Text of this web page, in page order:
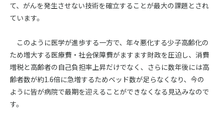
て、がんを発生させない技術を確立することが最大の課題とされ
ています。
このように医学が進歩する一方で、年々悪化する少子高齢化の
ため増大する医療費・社会保障費がますます財政を圧迫し、消費
増税と高齢者の自己負担率上昇だけでなく、さらに数年後には高
齢者数が約1.6倍に急増するためベッド数が足らなくなり、今の
ように皆が病院で最期を迎えることができなくなる見込みなので
す。